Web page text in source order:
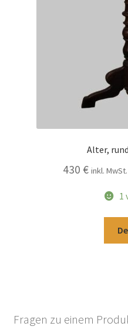
Alter,
430 € inkl.
1
Fragen zu einem